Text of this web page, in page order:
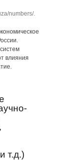
numbers/.
влияния
т.д.)